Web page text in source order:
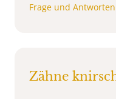
Frage und
Zähne